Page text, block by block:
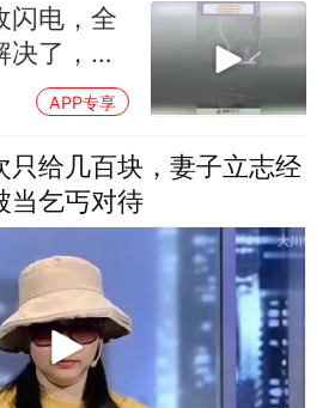
闪电，全
了，并
尽 APP专享
只给几百块，妻子立志经
当乞丐对待